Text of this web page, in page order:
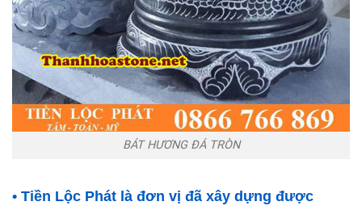
BÁT HƯƠNG ĐÁ TRÒN
• Tiền Lộc Phát là đơn vị đã xây dựng được